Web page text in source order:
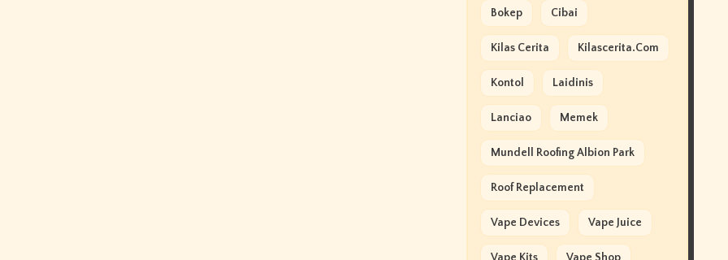
Bokep Cibai
Kilas Cerita Kilascerita.com
Kontol Laidinis
Lanciao Memek
Mundell Roofing Albion Park
Roof Replacement
Vape Devices Vape Juice